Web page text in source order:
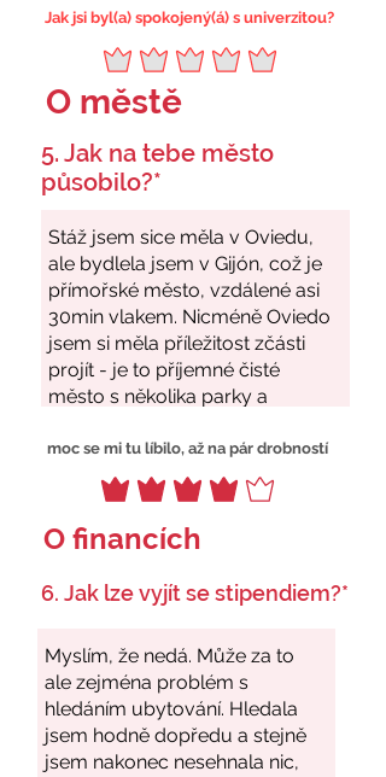
Jak jsi byl(a) spokojený(á) s univerzitou?
O městě
5. Jak na tebe město
působilo?*
moc se mi tu líbilo, až na pár drobností
O financích
6. Jak lze vyjít se stipendiem?*